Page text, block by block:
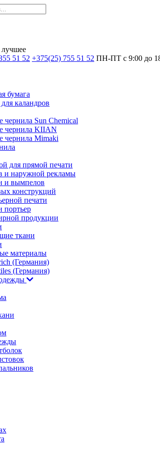
лучшее
51 52 +375(25) 755 51 52 ПН-ПТ с 9:00 до
бумага
каландров
Sun Chemical
чернила KIIAN
чернила Mimaki
для прямой печати
и наружной рекламы
и вымпелов
конструкций
печати
портьер
продукции
ткани
материалы
(Германия)
(Германия)